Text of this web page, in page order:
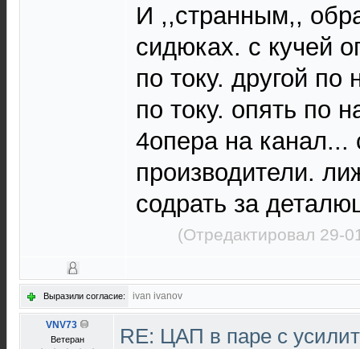
И ,,странным,,
сидюках. с кучей
по току. другой
по току. опять по
4опера на канал...
производители.
содрать за
(Отредактировал 29-
Выразили согласие: ivan ivanov
VNV73
Ветеран
RE: ЦАП в паре с